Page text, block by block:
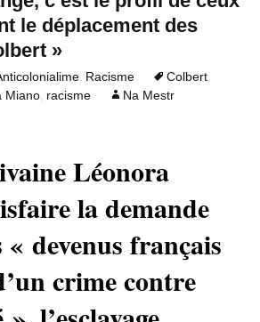
le déplacement des
»
, Racisme Colbert,
Miano, racisme Na Mestr
Léonora
la demande
« devenus français
crime contre